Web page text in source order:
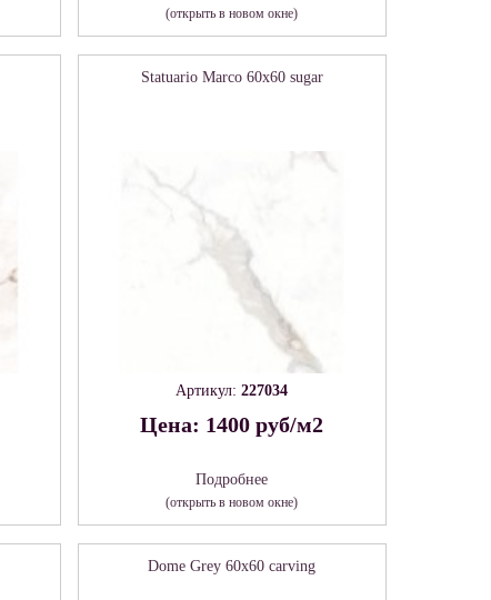
(открыть в новом окне)
Statuario Marco 60х60 sugar
Артикул:227034
Цена: 1400 руб/м2
Подробнее
(открыть в новом окне)
Dome Grey 60х60 carving